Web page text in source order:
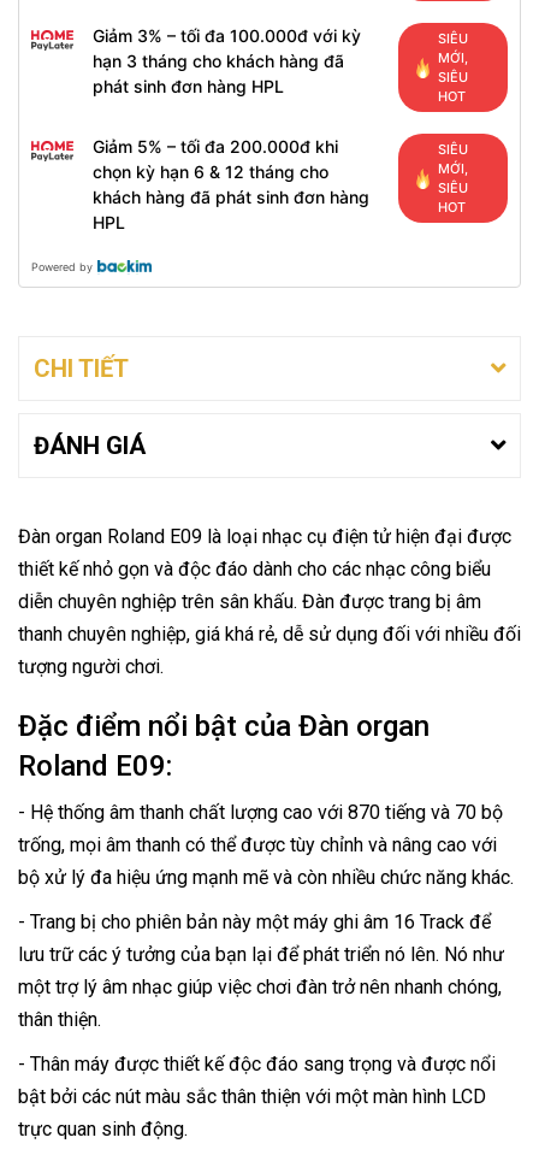
Giảm 3% – tối đa 100.000đ với kỳ
hạn 3 tháng cho khách hàng đã
phát sinh đơn hàng HPL
SIÊU
MỚI,
SIÊU
HOT
Giảm 5% – tối đa 200.000đ khi
chọn kỳ hạn 6 & 12 tháng cho
khách hàng đã phát sinh đơn hàng
HPL
SIÊU
MỚI,
SIÊU
HOT
Powered by
CHI TIẾT
ĐÁNH GIÁ
Đàn organ Roland E09 là loại nhạc cụ điện tử hiện đại được
thiết kế nhỏ gọn và độc đáo dành cho các nhạc công biểu
diễn chuyên nghiệp trên sân khấu. Đàn được trang bị âm
thanh chuyên nghiệp, giá khá rẻ, dễ sử dụng đối với nhiều đối
tượng người chơi.
Đặc điểm nổi bật của Đàn organ
Roland E09:
- Hệ thống âm thanh chất lượng cao với 870 tiếng và 70 bộ
trống, mọi âm thanh có thể được tùy chỉnh và nâng cao với
bộ xử lý đa hiệu ứng mạnh mẽ và còn nhiều chức năng khác.
- Trang bị cho phiên bản này một máy ghi âm 16 Track để
lưu trữ các ý tưởng của bạn lại để phát triển nó lên. Nó như
một trợ lý âm nhạc giúp việc chơi đàn trở nên nhanh chóng,
thân thiện.
- Thân máy được thiết kế độc đáo sang trọng và được nổi
bật bởi các nút màu sắc thân thiện với một màn hình LCD
trực quan sinh động.